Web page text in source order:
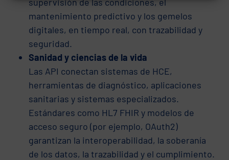
mantenimiento predictivo y los gemelos
digitales, en tiempo real, con trazabilidad y
seguridad.
Sanidad y ciencias de la vida
Las API conectan sistemas de HCE,
herramientas de diagnóstico, aplicaciones
sanitarias y sistemas especializados.
Estándares como HL7 FHIR y modelos de
acceso seguro (por ejemplo, OAuth2)
garantizan la interoperabilidad, la soberanía
de los datos, la trazabilidad y el cumplimiento.